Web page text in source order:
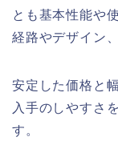
とも基本性能や
経路やデザイン
安定した価格と
入手のしやすさ
す。